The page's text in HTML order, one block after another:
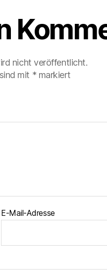
nicht veröffentlicht.
mit * markiert
E-Mail-Adresse